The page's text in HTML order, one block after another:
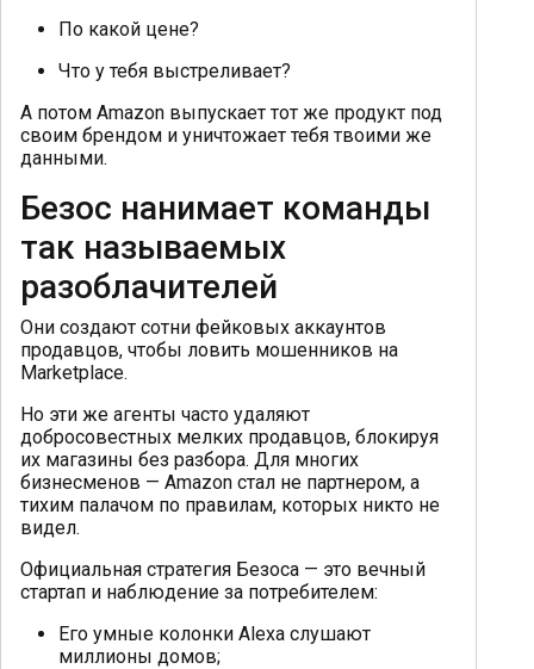
По какой цене?
Что у тебя выстреливает?
А потом Amazon выпускает тот же продукт под
своим брендом и уничтожает тебя твоими же
данными.
Безос нанимает команды
так называемых
разоблачителей
Они создают сотни фейковых аккаунтов
продавцов, чтобы ловить мошенников на
Marketplace.
Но эти же агенты часто удаляют
добросовестных мелких продавцов, блокируя
их магазины без разбора. Для многих
бизнесменов — Amazon стал не партнером, а
тихим палачом по правилам, которых никто не
видел.
Официальная стратегия Безоса — это вечный
стартап и наблюдение за потребителем:
Его умные колонки Alexa слушают
миллионы домов;